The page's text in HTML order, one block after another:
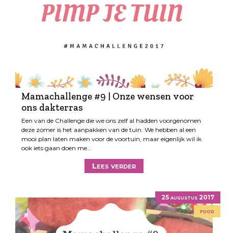
Mamachallenge #9 | Onze wensen voor
ons dakterras
Een van de Challenge die we ons zelf al hadden voorgenomen
deze zomer is het aanpakken van de tuin. We hebben al een
mooi plan laten maken voor de voortuin, maar eigenlijk wil ik
ook iets gaan doen me…
Lees verder
25 augustus 2017
food